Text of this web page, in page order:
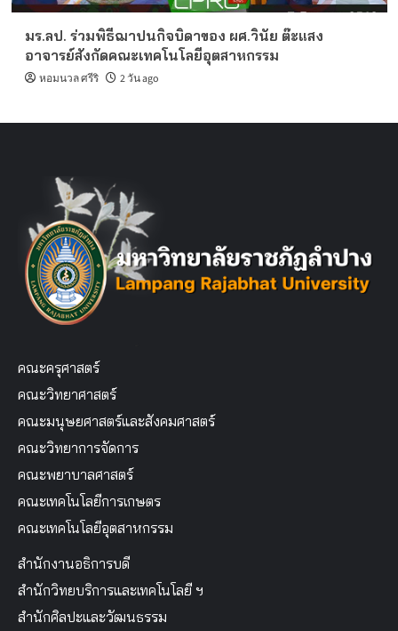
มร.ลป. ร่วมพิธีฌาปนกิจบิดาของ ผศ.วินัย ต๊ะแสง
อาจารย์สังกัดคณะเทคโนโลยีอุตสาหกรรม
หอมนวล ศรีริ 2 วัน ago
คณะครุศาสตร์
คณะวิทยาศาสตร์
คณะมนุษยศาสตร์และสังคมศาสตร์
คณะวิทยาการจัดการ
คณะพยาบาลศาสตร์
คณะเทคโนโลยีการเกษตร
คณะเทคโนโลยีอุตสาหกรรม
สำนักงานอธิการบดี
สำนักวิทยบริการและเทคโนโลยี ฯ
สำนักศิลปะและวัฒนธรรม